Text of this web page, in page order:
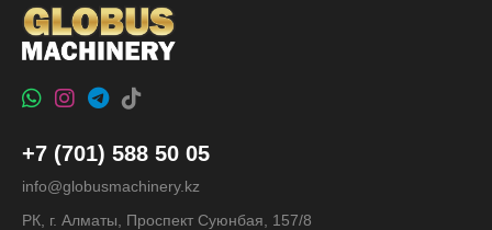
+7 (701) 588 50 05
info@globusmachinery.kz
РК, г. Алматы, Проспект Суюнбая, 157/8